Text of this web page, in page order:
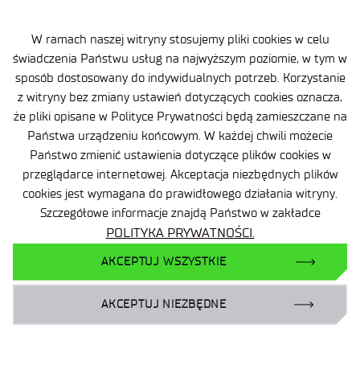
W ramach naszej witryny stosujemy pliki cookies w celu
świadczenia Państwu usług na najwyższym poziomie, w tym w
sposób dostosowany do indywidualnych potrzeb. Korzystanie
z witryny bez zmiany ustawień dotyczących cookies oznacza,
że pliki opisane w Polityce Prywatności będą zamieszczane na
Państwa urządzeniu końcowym. W każdej chwili możecie
Państwo zmienić ustawienia dotyczące plików cookies w
przeglądarce internetowej. Akceptacja niezbędnych plików
cookies jest wymagana do prawidłowego działania witryny.
Szczegółowe informacje znajdą Państwo w zakładce
POLITYKA PRYWATNOŚCI.
AKCEPTUJ WSZYSTKIE
AKCEPTUJ NIEZBĘDNE
Polityka prywatności
Mapa serwisu
Sieć Eduroam
Plan Równości Płci
Dla biznesu:
laboratoria@port.lukasiewicz.gov.pl
+48 510 131 925
Dla naukowców:
hr@port.lukasiewicz.gov.pl
promocja@port.lukasiewicz.gov.pl